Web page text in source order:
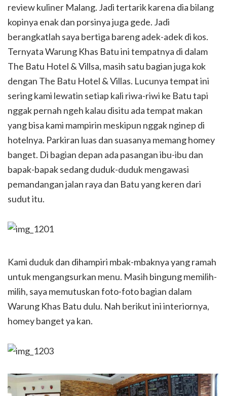
review kuliner Malang. Jadi tertarik karena dia bilang
kopinya enak dan porsinya juga gede. Jadi
berangkatlah saya bertiga bareng adek-adek di kos.
Ternyata Warung Khas Batu ini tempatnya di dalam
The Batu Hotel & Villsa, masih satu bagian juga kok
dengan The Batu Hotel & Villas. Lucunya tempat ini
sering kami lewatin setiap kali riwa-riwi ke Batu tapi
nggak pernah ngeh kalau disitu ada tempat makan
yang bisa kami mampirin meskipun nggak nginep di
hotelnya. Parkiran luas dan suasanya memang homey
banget. Di bagian depan ada pasangan ibu-ibu dan
bapak-bapak sedang duduk-duduk mengawasi
pemandangan jalan raya dan Batu yang keren dari
sudut itu.
Kami duduk dan dihampiri mbak-mbaknya yang ramah
untuk mengangsurkan menu. Masih bingung memilih-
milih, saya memutuskan foto-foto bagian dalam
Warung Khas Batu dulu. Nah berikut ini interiornya,
homey banget ya kan.